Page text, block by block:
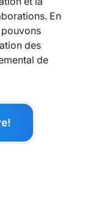
En
des
de